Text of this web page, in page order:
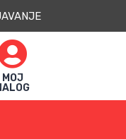
MOJ